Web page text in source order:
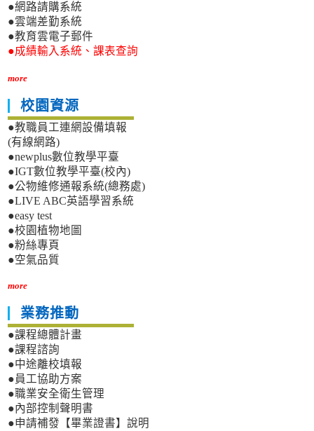
●網路請購系統
●雲端差勤系統
●教育雲電子郵件
●成績輸入系統、課表查詢
more
校園資源
●教職員工連網設備填報
(有線網路)
●newplus數位教學平臺
●IGT數位教學平臺(校內)
●公物維修通報系統(總務處)
●LIVE ABC英語學習系統
●easy test
●校園植物地圖
●粉絲專頁
●空氣品質
more
業務推動
●課程總體計畫
●課程諮詢
●中途離校填報
●員工協助方案
●職業安全衛生管理
●內部控制聲明書
●申請補發【畢業證書】說明